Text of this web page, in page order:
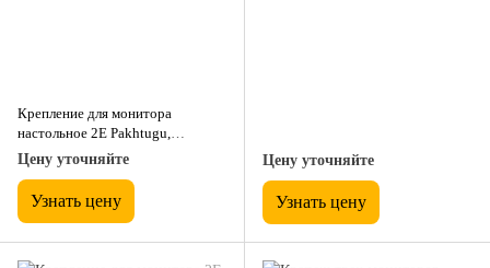
Крепление для монитора
настольное 2E Pakhtugu,
Настольные, 100x100 мм, 1
экран, До 20 кг
Цену уточняйте
Узнать цену
Цену уточняйте
Узнать цену